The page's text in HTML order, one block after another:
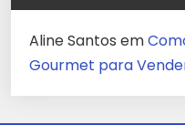
Aline Santos em
Gourmet para